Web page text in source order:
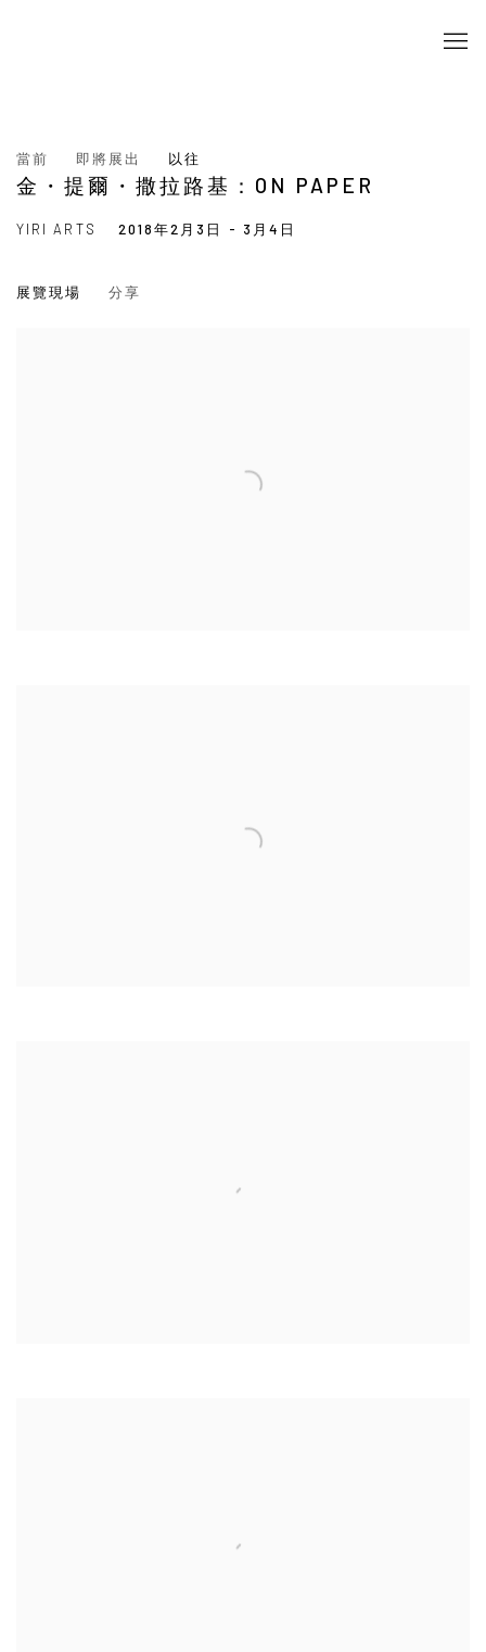
當前 即將展出 以往
金・提爾・撒拉路基：ON PAPER
2018年2月3日 - 3月4日
YIRI ARTS
展覽現場 分享